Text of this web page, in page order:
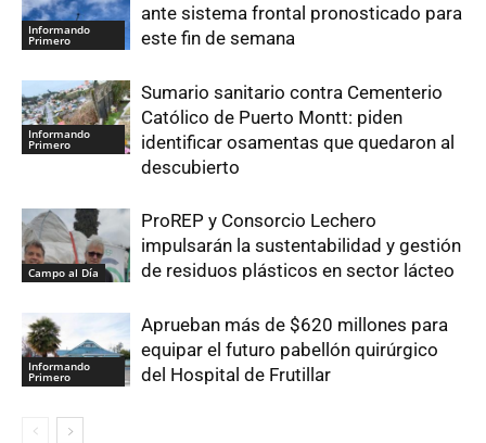
Informando
Primero
ante sistema frontal pronosticado para
este fin de semana
Informando
Primero
Sumario sanitario contra Cementerio
Católico de Puerto Montt: piden
identificar osamentas que quedaron al
descubierto
Campo al Día
ProREP y Consorcio Lechero
impulsarán la sustentabilidad y gestión
de residuos plásticos en sector lácteo
Informando
Primero
Aprueban más de $620 millones para
equipar el futuro pabellón quirúrgico
del Hospital de Frutillar